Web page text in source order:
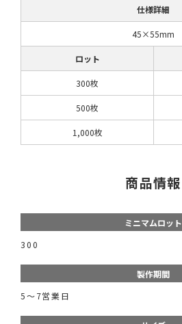
仕様詳細
45×55mm
ロット
300枚
500枚
1,000枚
商品情報
ミニマムロット
300
製作期間
5〜7営業日